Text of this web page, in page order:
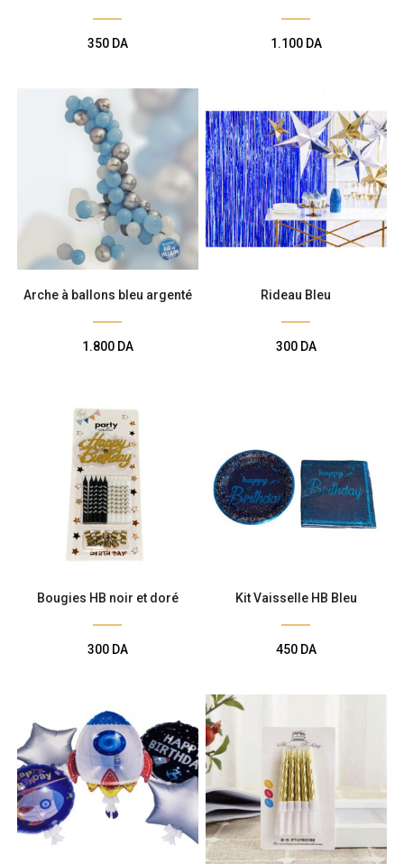
350 DA 1.100 DA
Arche à ballons bleu argenté
1.800 DA
Rideau Bleu
300 DA
Bougies HB noir et doré
300 DA
Kit Vaisselle HB Bleu
450 DA